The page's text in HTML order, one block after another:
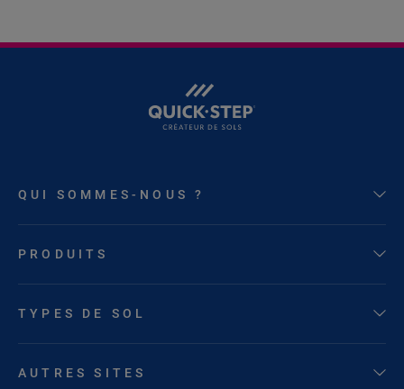
QUI SOMMES-NOUS ?
PRODUITS
TYPES DE SOL
AUTRES SITES